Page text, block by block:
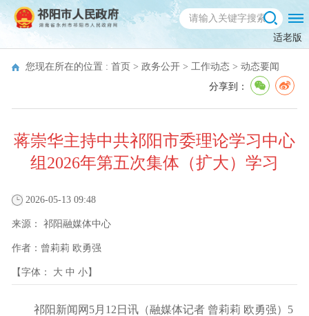
适老版
您现在所在的位置 : 首页 > 政务公开 > 工作动态 > 动态要闻
分享到：
蒋崇华主持中共祁阳市委理论学习中心
组2026年第五次集体（扩大）学习
2026-05-13 09:48
来源： 祁阳融媒体中心
作者： 曾莉莉 欧勇强
【字体： 大 中 小】
祁阳新闻网5月12日讯（融媒体记者 曾莉莉 欧勇强）5